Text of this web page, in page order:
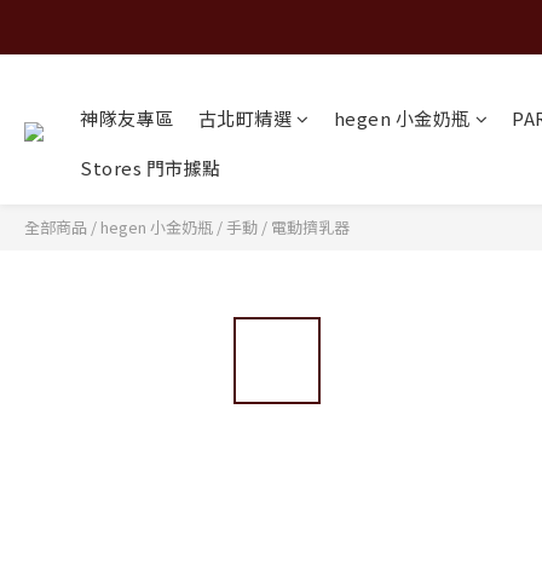
神隊友專區 古北町精選 hegen 小金奶瓶
Stores 門市據點
全部商品 / hegen 小金奶瓶 /手動 / 電動擠乳器